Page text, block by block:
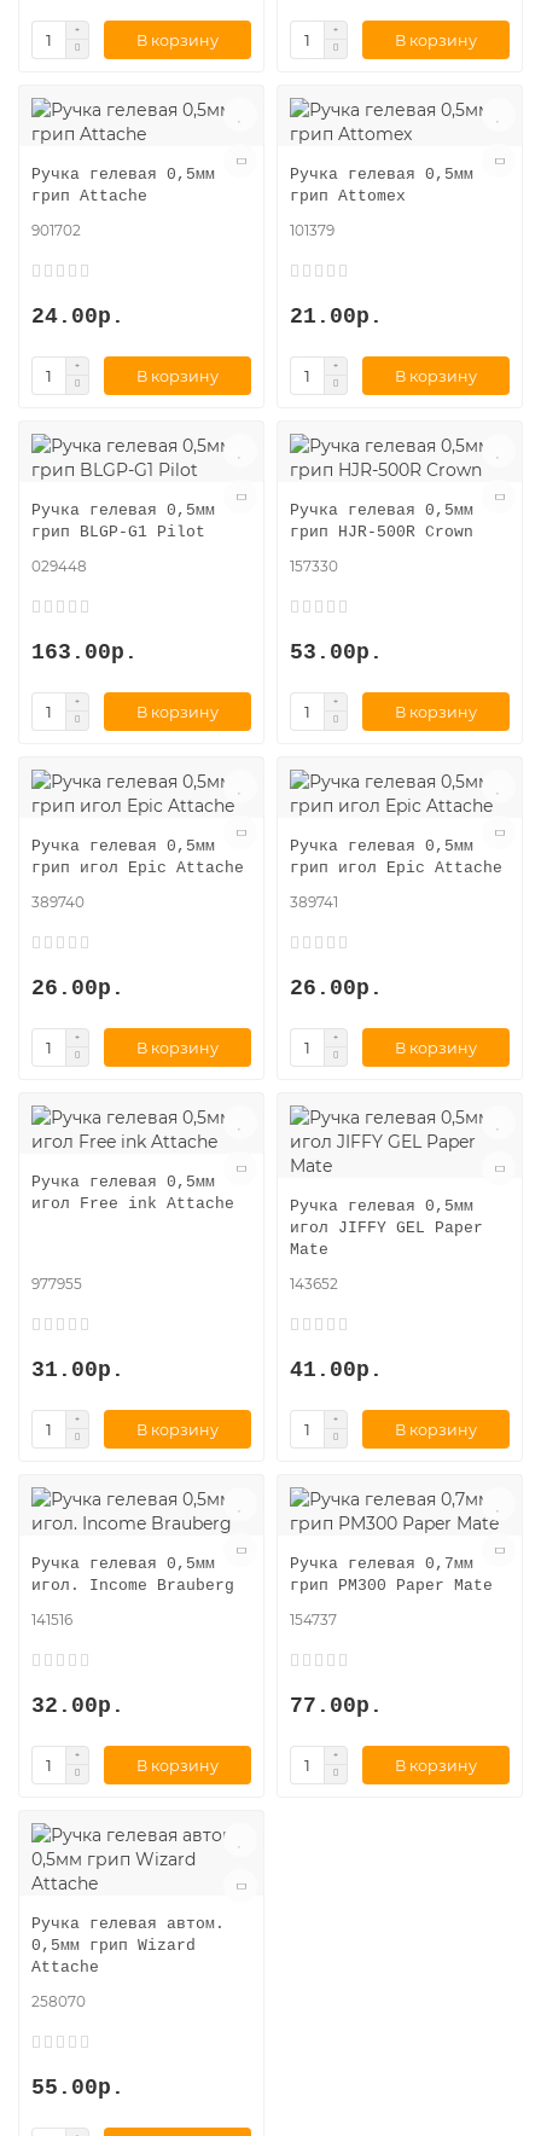
В корзину В корзину
Ручка гелевая 0,5мм
грип Attache
901702
24.00р.
В корзину
Ручка гелевая 0,5мм
грип Attomex
101379
21.00р.
В корзину
Ручка гелевая 0,5мм
грип BLGP-G1 Pilot
029448
163.00р.
В корзину
Ручка гелевая 0,5мм
грип HJR-500R Crown
157330
53.00р.
В корзину
Ручка гелевая 0,5мм
грип игол Epic Attache
389740
26.00р.
В корзину
Ручка гелевая 0,5мм
грип игол Epic Attache
389741
26.00р.
В корзину
Ручка гелевая 0,5мм
игол Free ink Attache
977955
31.00р.
В корзину
Ручка гелевая 0,5мм
игол JIFFY GEL Paper
Mate
143652
41.00р.
В корзину
Ручка гелевая 0,5мм
игол. Income Brauberg
141516
32.00р.
В корзину
Ручка гелевая 0,7мм
грип PM300 Paper Mate
154737
77.00р.
В корзину
Ручка гелевая автом.
0,5мм грип Wizard
Attache
258070
55.00р.